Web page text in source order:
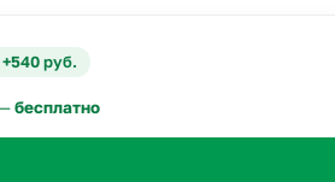
руб.
бесплатно